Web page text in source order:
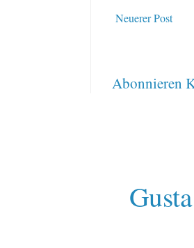
Neuerer Post
Abonnieren